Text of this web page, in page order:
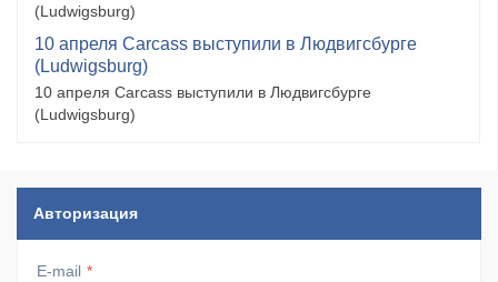
(Ludwigsburg)
10 апреля Carcass выступили в Людвигсбурге
(Ludwigsburg)
10 апреля Carcass выступили в Людвигсбурге
(Ludwigsburg)
Авторизация
E-mail